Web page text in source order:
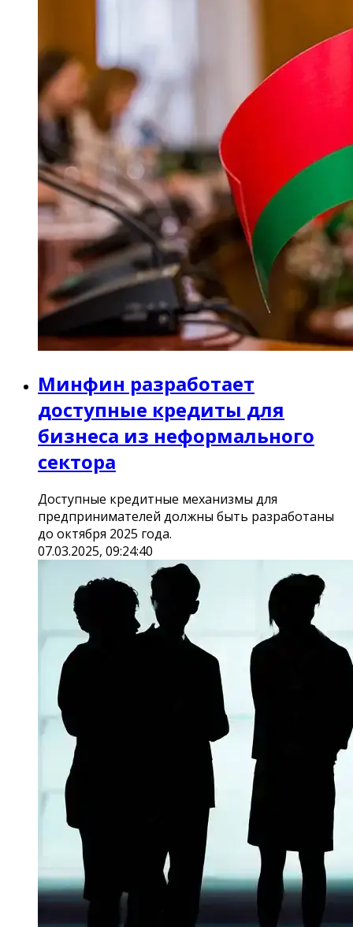
Минфин разработает
доступные кредиты для
бизнеса из неформального
сектора
Доступные кредитные механизмы для
предпринимателей должны быть разработаны
до октября 2025 года.
07.03.2025, 09:24:40